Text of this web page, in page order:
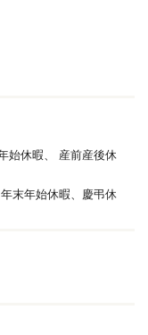
始休暇、
産前産後休
末年始休暇、慶弔休